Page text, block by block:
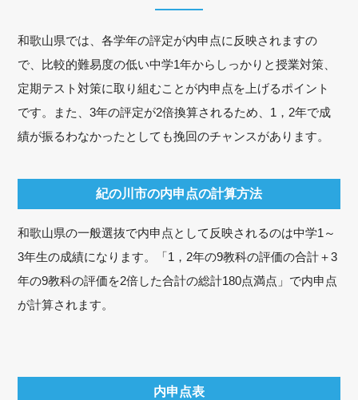
和歌山県では、各学年の評定が内申点に反映されますの
で、比較的難易度の低い中学1年からしっかりと授業対策、
定期テスト対策に取り組むことが内申点を上げるポイント
です。また、3年の評定が2倍換算されるため、1，2年で成
績が振るわなかったとしても挽回のチャンスがあります。
紀の川市の内申点の計算方法
和歌山県の一般選抜で内申点として反映されるのは中学1～
3年生の成績になります。「1，2年の9教科の評価の合計＋3
年の9教科の評価を2倍した合計の総計180点満点」で内申点
が計算されます。
内申点表